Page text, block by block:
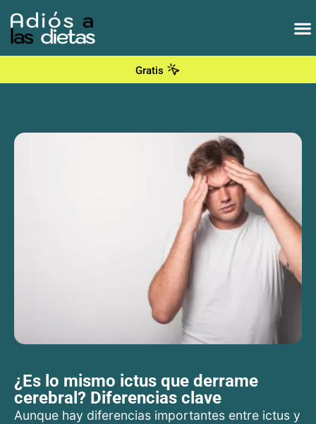
Gratis
¿Es lo mismo ictus que derrame
cerebral? Diferencias clave
Aunque hay diferencias importantes entre ictus y